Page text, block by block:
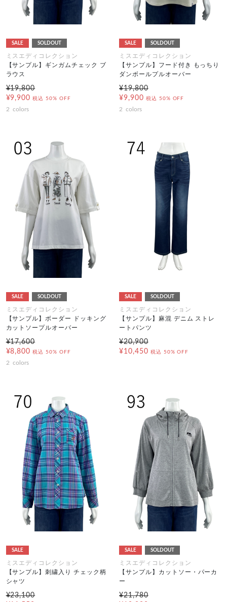
SALE SOLDOUT
ミスエディコレクション
【サンプル】ギンガムチェック ブ
ラウス
¥19,800
¥9,900 税込 50% OFF
2 colors
SALE SOLDOUT
ミスエディコレクション
【サンプル】フード付き もっちり
ダンボールプルオーバー
¥19,800
¥9,900 税込 50% OFF
2 colors
SALE SOLDOUT
ミスエディコレクション
【サンプル】ボーダー ドッキング
カットソープルオーバー
¥17,600
¥8,800 税込 50% OFF
2 colors
SALE SOLDOUT
ミスエディコレクション
【サンプル】麻混 デニム ストレ
ートパンツ
¥20,900
¥10,450 税込 50% OFF
SALE
ミスエディコレクション
【サンプル】刺繍入り チェック柄
シャツ
¥23,100
SALE SOLDOUT
ミスエディコレクション
【サンプル】カットソー・パーカ
ー
¥21,780